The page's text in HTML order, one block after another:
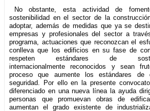
No obstante, esta actividad de
sostenibilidad en el sector de la
adoptar, además de medidas que ya se
empresas y profesionales del sector a
programa, actuaciones que reconozcan el
conlleva que los edificios en su fase de
respeten estándares de
internacionalmente reconocidos y sean
proceso que aumente los estándares de
seguridad. Por ello en la presente
diferenciado en una nueva línea la ayuda
personas que promuevan obras de
aumentan el grado existente de